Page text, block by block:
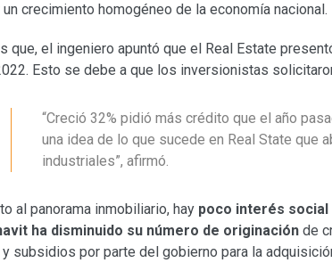
un crecimiento homogéneo de la economía nacional.
que, el ingeniero apuntó que el Real Estate
Esto se debe a que los inversionistas
“Creció 32% pidió más crédito que el año
una idea de lo que sucede en Real State que
industriales”, afirmó.
al panorama inmobiliario, hay poco interés social
ha disminuido su número de originación de
subsidios por parte del gobierno para la